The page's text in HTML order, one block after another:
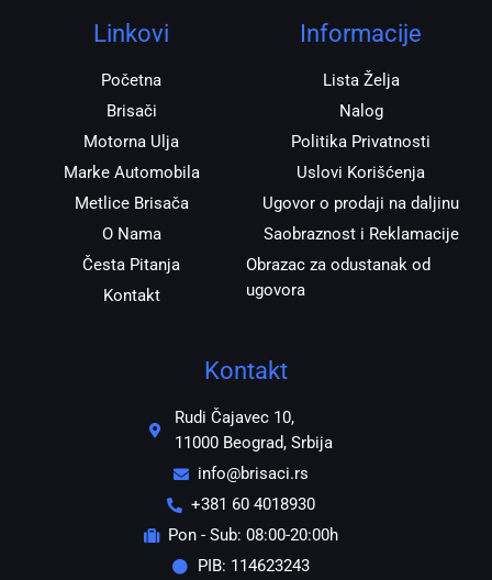
r
a
Linkovi
Početna
Brisači
Motorna Ulja
Marke Automobila
Metlice Brisača
O Nama
Česta Pitanja
Kontakt
Informacije
Lista Želja
Nalog
Politika Privatnosti
Uslovi Korišćenja
Ugovor o prodaji na daljinu
Saobraznost i Reklamacije
Obrazac za odustanak od
ugovora
Kontakt
Rudi Čajavec 10,
11000 Beograd, Srbija
info@brisaci.rs
+381 60 4018930
Pon - Sub: 08:00-20:00h
PIB: 114623243